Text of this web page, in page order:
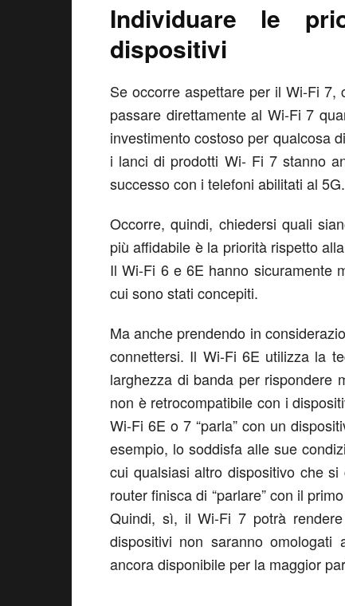
Individuare le
dispositivi
Se occorre aspettare per il Wi-Fi
passare direttamente al Wi-Fi 7
investimento costoso per qualcosa
i lanci di prodotti Wi- Fi 7 stanno
successo con i telefoni abilitati al 5G.
Occorre, quindi, chiedersi quali
più affidabile è la priorità rispetto
Il Wi-Fi 6 e 6E hanno sicuramente
cui sono stati concepiti.
Ma anche prendendo in
connettersi. Il Wi-Fi 6E utilizza la
larghezza di banda per rispondere
non è retrocompatibile con i
Wi-Fi 6E o 7 “parla” con un
esempio, lo soddisfa alle sue
cui qualsiasi altro dispositivo che
router finisca di “parlare” con il
Quindi, sì, il Wi-Fi 7 potrà
dispositivi non saranno
ancora disponibile per la maggior